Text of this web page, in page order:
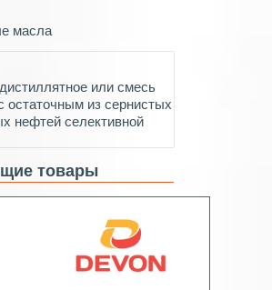
масла
или смесь
остаточным из сернистых
нефтей селективной
товары